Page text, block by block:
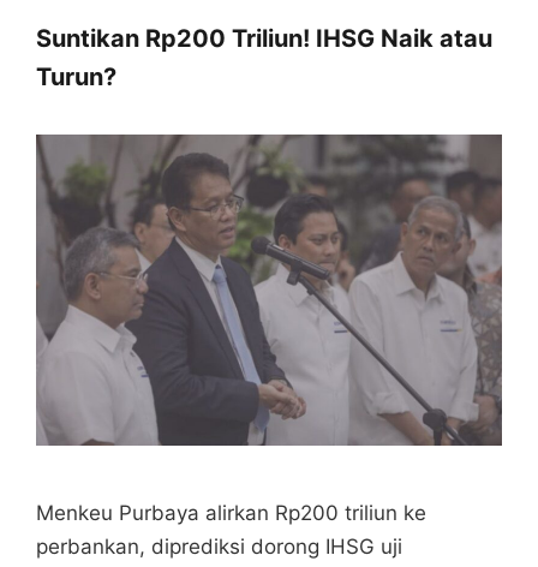
Suntikan Rp200 Triliun! IHSG Naik atau
Turun?
Menkeu Purbaya alirkan Rp200 triliun ke
perbankan, diprediksi dorong IHSG uji